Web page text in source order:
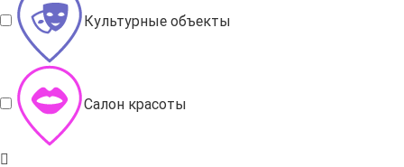
Культурные объекты
Салон красоты